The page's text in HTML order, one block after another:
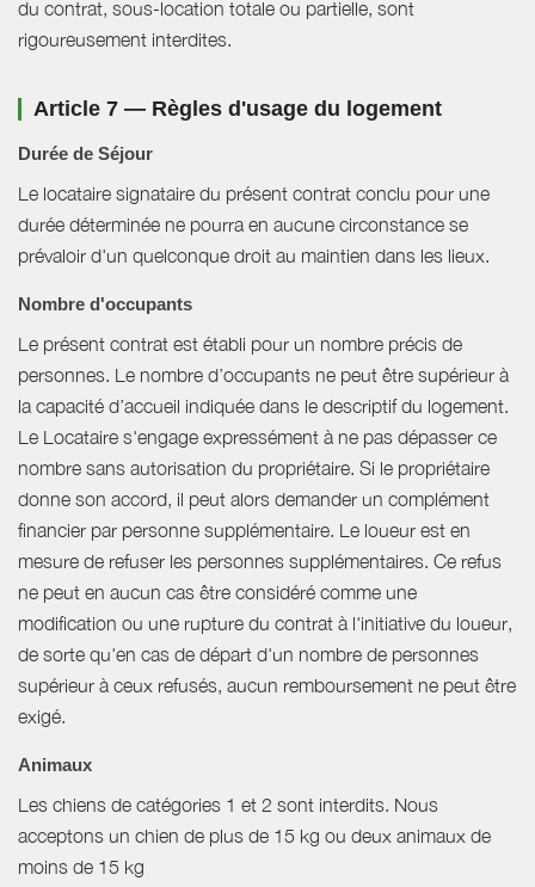
du contrat, sous-location totale ou partielle, sont
rigoureusement interdites.
Article 7 — Règles d'usage du logement
Durée de Séjour
Le locataire signataire du présent contrat conclu pour une
durée déterminée ne pourra en aucune circonstance se
prévaloir d'un quelconque droit au maintien dans les lieux.
Nombre d'occupants
Le présent contrat est établi pour un nombre précis de
personnes. Le nombre d’occupants ne peut être supérieur à
la capacité d’accueil indiquée dans le descriptif du logement.
Le Locataire s'engage expressément à ne pas dépasser ce
nombre sans autorisation du propriétaire. Si le propriétaire
donne son accord, il peut alors demander un complément
financier par personne supplémentaire. Le loueur est en
mesure de refuser les personnes supplémentaires. Ce refus
ne peut en aucun cas être considéré comme une
modification ou une rupture du contrat à l'initiative du loueur,
de sorte qu'en cas de départ d'un nombre de personnes
supérieur à ceux refusés, aucun remboursement ne peut être
exigé.
Animaux
Les chiens de catégories 1 et 2 sont interdits. Nous
acceptons un chien de plus de 15 kg ou deux animaux de
moins de 15 kg